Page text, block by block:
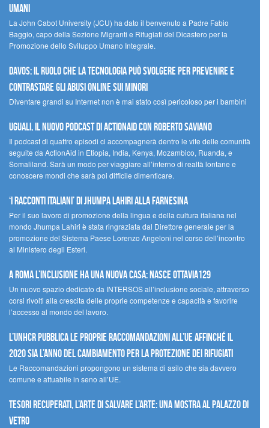
umani
La John Cabot University (JCU) ha dato il benvenuto a Padre Fabio
Baggio, capo della Sezione Migranti e Rifugiati del Dicastero per la
Promozione dello Sviluppo Umano Integrale.
Davos: il ruolo che la tecnologia può svolgere per prevenire e
contrastare gli abusi online sui minori
Diventare grandi su Internet non è mai stato così pericoloso per i bambini
UGUALI, il nuovo podcast di ACTIONAID con Roberto Saviano
Il podcast di quattro episodi ci accompagnerà dentro le vite delle comunità
seguite da ActionAid in Etiopia, India, Kenya, Mozambico, Ruanda, e
Somaliland. Sarà un modo per viaggiare all’interno di realtà lontane e
conoscere mondi che sarà poi difficile dimenticare.
‘I racconti italiani’ di Jhumpa Lahiri alla Farnesina
Per il suo lavoro di promozione della lingua e della cultura italiana nel
mondo Jhumpa Lahiri è stata ringraziata dal Direttore generale per la
promozione del Sistema Paese Lorenzo Angeloni nel corso dell’incontro
al Ministero degli Esteri.
A Roma l’inclusione ha una nuova casa: nasce Ottavia129
Un nuovo spazio dedicato da INTERSOS all’inclusione sociale, attraverso
corsi rivolti alla crescita delle proprie competenze e capacità e favorire
l’accesso al mondo del lavoro.
L’UNHCR pubblica le proprie raccomandazioni all’UE affinché il
2020 sia l’anno del cambiamento per la protezione dei rifugiati
Le Raccomandazioni propongono un sistema di asilo che sia davvero
comune e attuabile in seno all’UE.
Tesori recuperati, l’arte di salvare l’arte: una mostra al Palazzo di
Vetro